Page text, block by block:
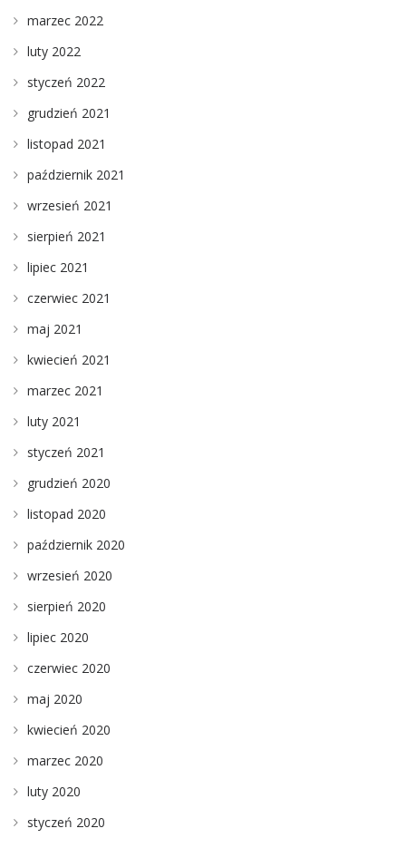
marzec 2022
luty 2022
styczeń 2022
grudzień 2021
listopad 2021
październik 2021
wrzesień 2021
sierpień 2021
lipiec 2021
czerwiec 2021
maj 2021
kwiecień 2021
marzec 2021
luty 2021
styczeń 2021
grudzień 2020
listopad 2020
październik 2020
wrzesień 2020
sierpień 2020
lipiec 2020
czerwiec 2020
maj 2020
kwiecień 2020
marzec 2020
luty 2020
styczeń 2020